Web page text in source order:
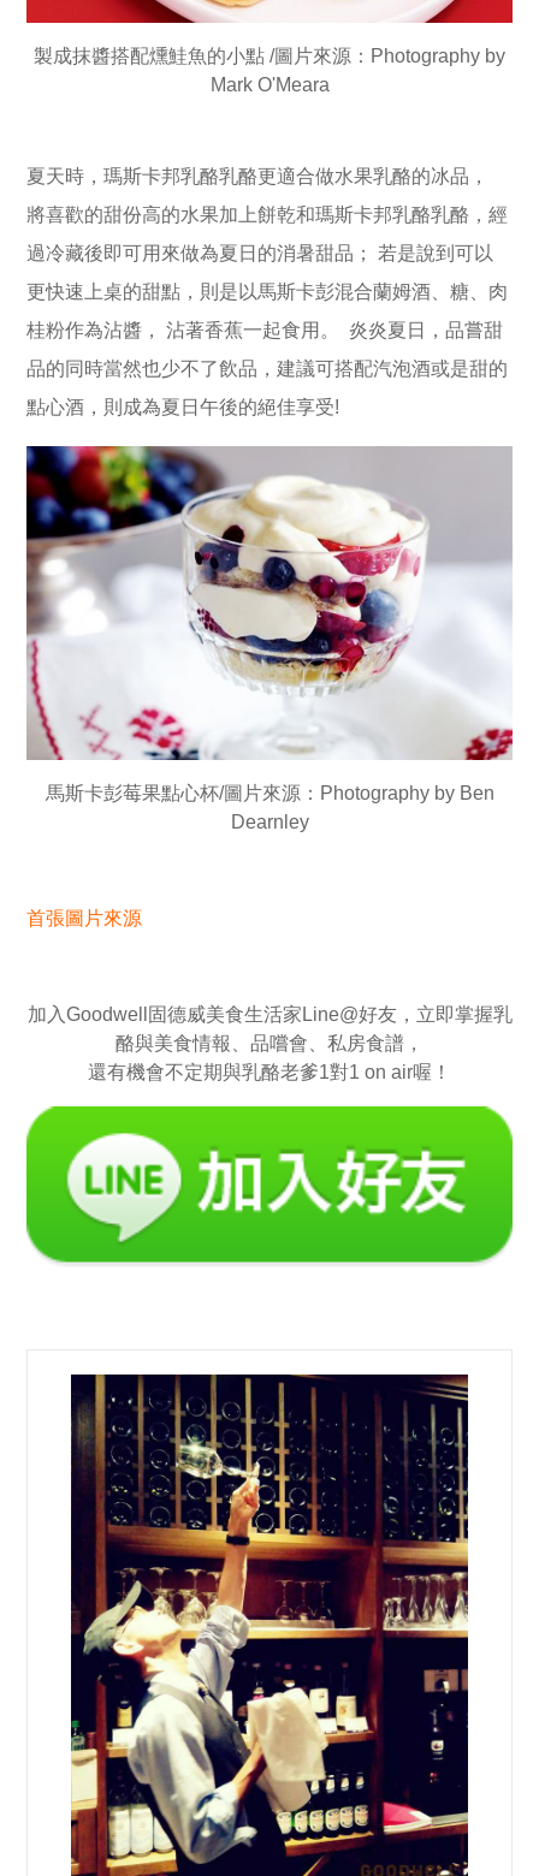
製成抹醬搭配燻鮭魚的小點 /圖片來源：Photography by
Mark O'Meara
夏天時，瑪斯卡邦乳酪乳酪更適合做水果乳酪的冰品，
將喜歡的甜份高的水果加上餅乾和瑪斯卡邦乳酪乳酪，經
過冷藏後即可用來做為夏日的消暑甜品； 若是說到可以
更快速上桌的甜點，則是以馬斯卡彭混合蘭姆酒、糖、肉
桂粉作為沾醬， 沾著香蕉一起食用。 炎炎夏日，品嘗甜
品的同時當然也少不了飲品，建議可搭配汽泡酒或是甜的
點心酒，則成為夏日午後的絕佳享受!
馬斯卡彭莓果點心杯/圖片來源：Photography by Ben
Dearnley
首張圖片來源
加入Goodwell固德威美食生活家Line@好友，立即掌握乳
酪與美食情報、品嚐會、私房食譜，
還有機會不定期與乳酪老爹1對1 on air喔！